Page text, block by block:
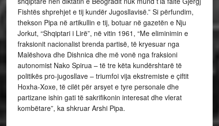
Fishtës shprehjet e tij kundër Jugosllavisë.” Si përfundim,
thekson Pipa në artikullin e tij, botuar në gazetën e Nju
Jorkut, “Shqiptari i Lirë”, në vitin 1961, “Me eliminimin e
fraksionit nacionalist brenda partisë, të kryesuar nga
Malëshova dhe Dishnica dhe më vonë nga fraksioni
autonomist Nako Spirua – të tre këta kundërshtarë të
politikës pro-jugosllave – triumfoi vija ekstremiste e çiftit
Hoxha-Xoxe, të cilët për arsyet e tyre personale dhe
partizane ishin gati të sakrifikonin interesat dhe vlerat
kombëtare”, ka shkruar Arshi Pipa.